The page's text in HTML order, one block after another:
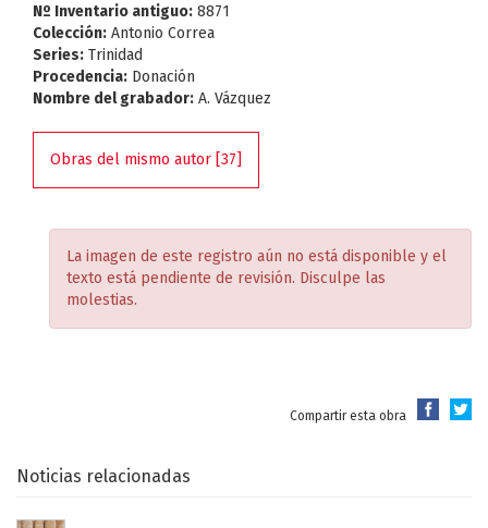
Nº Inventario antiguo: 8871
Colección: Antonio Correa
Series: Trinidad
Procedencia: Donación
Nombre del grabador: A. Vázquez
Obras del mismo autor [37]
La imagen de este registro aún no está disponible y el
texto está pendiente de revisión. Disculpe las
molestias.
Compartir esta obra
Noticias relacionadas